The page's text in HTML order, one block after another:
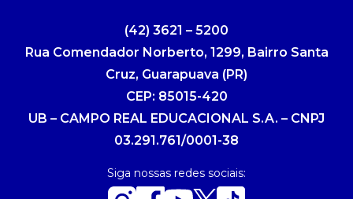
(42) 3621 – 5200
Rua Comendador Norberto, 1299, Bairro Santa
Cruz, Guarapuava (PR)
CEP: 85015-420
UB – CAMPO REAL EDUCACIONAL S.A. – CNPJ
03.291.761/0001-38
Siga nossas redes sociais: